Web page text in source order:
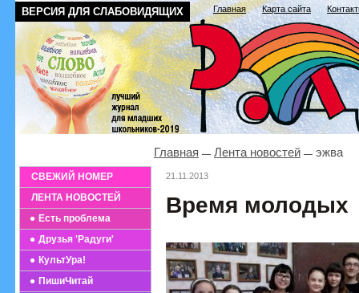
ВЕРСИЯ ДЛЯ СЛАБОВИДЯЩИХ Главная Карта сайта
СВЕЖИЙ НОМЕР
ЛЕНТА НОВОСТЕЙ
Есть проблема
Друзья 'Радуги'
КультУра!
ПишиЧитай
Главная Лента новостей эжва
21.11.2013
Время молодых